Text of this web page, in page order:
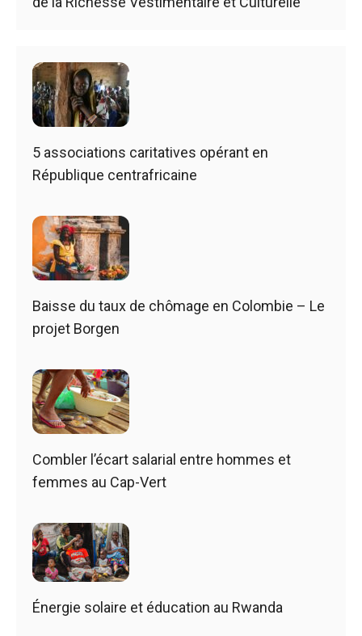
5 associations caritatives opérant en
République centrafricaine
Baisse du taux de chômage en Colombie – Le
projet Borgen
Combler l’écart salarial entre hommes et
femmes au Cap-Vert
Énergie solaire et éducation au Rwanda